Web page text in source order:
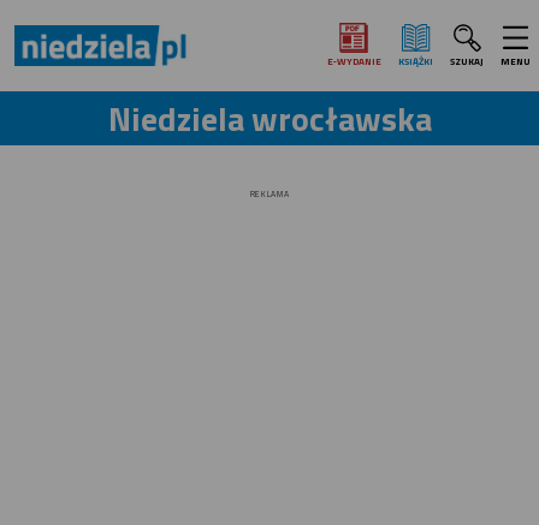
E‑WYDANIE KSIĄŻKI SZUKAJ MENU
Niedziela wrocławska
REKLAMA